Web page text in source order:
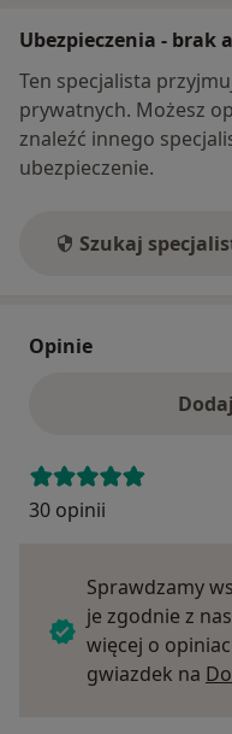
Ubezpieczenia - brak
Ten specjalista
prywatnych. Możesz
znaleźć innego
ubezpieczenie.
Szukaj
Opinie
30 opinii
Sprawdzamy
je zgodnie z
więcej o
gwiazdek na